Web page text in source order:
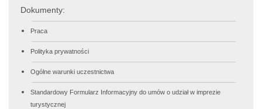
Dokumenty:
Praca
Polityka prywatności
Ogólne warunki uczestnictwa
Standardowy Formularz Informacyjny do umów o udział w imprezie
turystycznej